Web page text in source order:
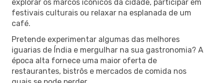
explorar os marcos icónicos da cidade, participar em
festivais culturais ou relaxar na esplanada de um
café.
Pretende experimentar algumas das melhores
iguarias de Índia e mergulhar na sua gastronomia? A
época alta fornece uma maior oferta de
restaurantes, bistrôs e mercados de comida nos